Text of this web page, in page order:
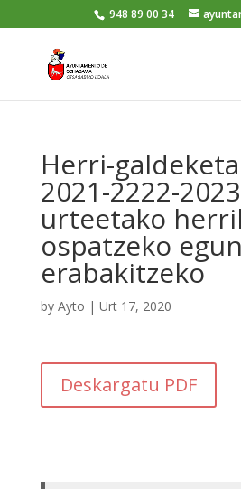
948 89 00 34
Herri-
2021-2222-2023
urteetako
ospatzeko
erabakitzeko
by Ayto | Urt 17, 2020
Deskargatu PDF